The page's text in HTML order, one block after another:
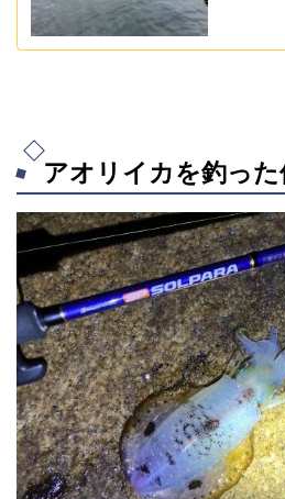
アオリイカを釣った